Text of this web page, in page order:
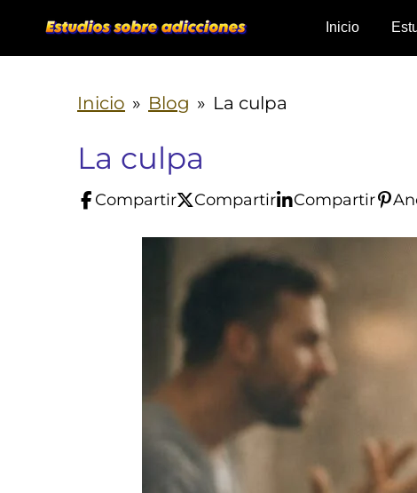
al
Inicio
Inicio » Blog » La culpa
La culpa
Compartir Compartir Compartir